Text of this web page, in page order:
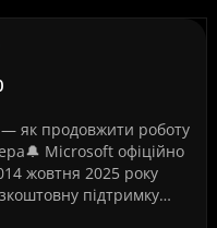
як продовжити роботу
Microsoft офіційно
жовтня 2025 року
підтримку